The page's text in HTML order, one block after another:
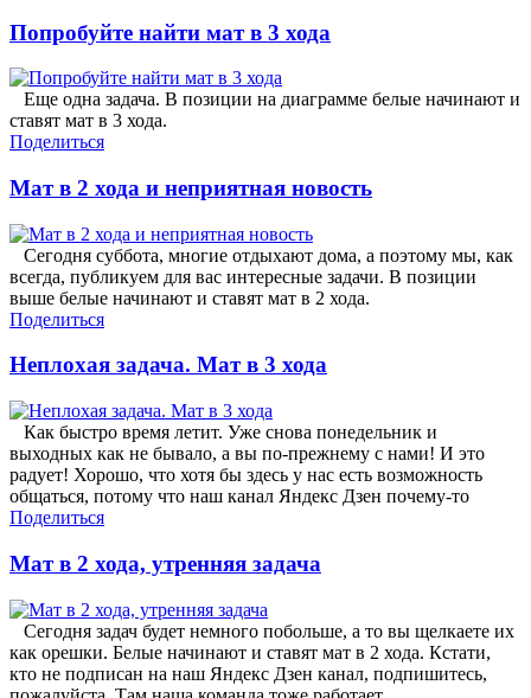
Попробуйте найти мат в 3 хода
Еще одна задача. В позиции на диаграмме белые начинают и
ставят мат в 3 хода.
Поделиться
Мат в 2 хода и неприятная новость
Сегодня суббота, многие отдыхают дома, а поэтому мы, как
всегда, публикуем для вас интересные задачи. В позиции
выше белые начинают и ставят мат в 2 хода.
Поделиться
Неплохая задача. Мат в 3 хода
Как быстро время летит. Уже снова понедельник и
выходных как не бывало, а вы по-прежнему с нами! И это
радует! Хорошо, что хотя бы здесь у нас есть возможность
общаться, потому что наш канал Яндекс Дзен почему-то
Поделиться
Мат в 2 хода, утренняя задача
Сегодня задач будет немного побольше, а то вы щелкаете их
как орешки. Белые начинают и ставят мат в 2 хода. Кстати,
кто не подписан на наш Яндекс Дзен канал, подпишитесь,